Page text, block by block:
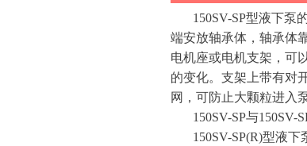
150SV-SP型液下
端安放轴承体，轴承体
电机座或电机支架，可
的变化。支架上带有对
网，可防止大颗粒进入
150SV-SP与
150SV-SP(R)型液